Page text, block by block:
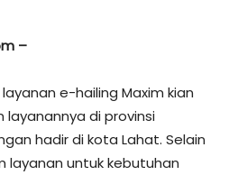
–
e-hailing Maxim kian
di provinsi
hadir di kota Lahat. Selain
layanan untuk kebutuhan